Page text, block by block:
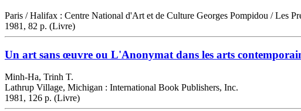
Paris / Halifax : Centre National d'Art et de Culture Georges Pompidou / Les
1981, 82 p. (Livre)
Un art sans œuvre ou L'Anonymat dans les arts
Minh-Ha, Trinh T.
Lathrup Village, Michigan : International Book Publishers, Inc.
1981, 126 p. (Livre)